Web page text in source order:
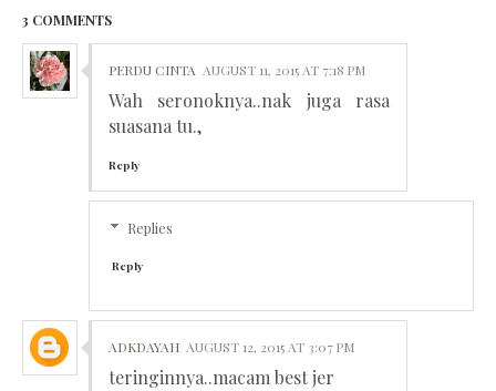
3 COMMENTS
PERDU CINTA AUGUST 11, 2015 AT 7:18 PM
Wah seronoknya..nak juga rasa
suasana tu.,
Reply
Replies
Reply
ADKDAYAH AUGUST 12, 2015 AT 3:07 PM
teringinnya..macam best jer